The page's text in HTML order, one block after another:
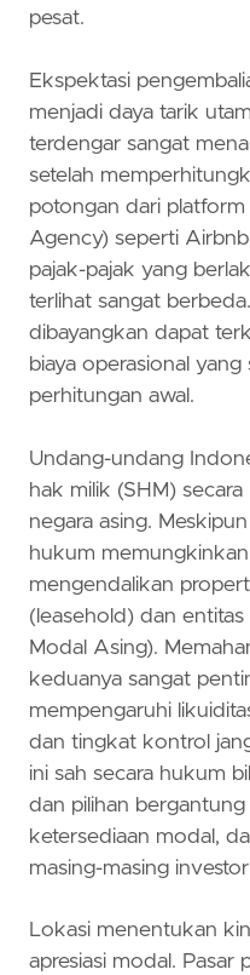
pesat.
Ekspektasi
menjadi daya tarik
terdengar sangat
setelah
potongan dari platform
Agency) seperti
pajak-pajak yang
terlihat sangat
dibayangkan dapat
biaya operasional
perhitungan awal.
Undang-undang
hak milik (SHM)
negara asing.
hukum
mengendalikan
(leasehold) dan
Modal Asing).
keduanya sangat
mempengaruhi
dan tingkat kontrol
ini sah secara hukum
dan pilihan
ketersediaan modal,
masing-masing
Lokasi menentukan
apresiasi modal. Pasar